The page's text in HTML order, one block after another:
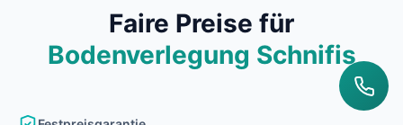
Faire Preise für
Bodenverlegung Schnifis